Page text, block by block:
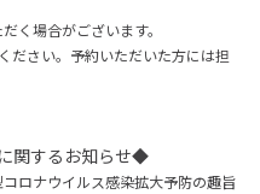
く場合がございます。
ださい。予約いただいた方には担
関するお知らせ◆
ロナウイルス感染拡大予防の趣旨